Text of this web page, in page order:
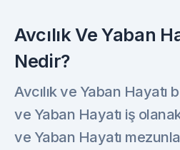
Avcılık Ve Yaban
Nedir?
Avcılık ve Yaban Hayatı
ve Yaban Hayatı iş
ve Yaban Hayatı